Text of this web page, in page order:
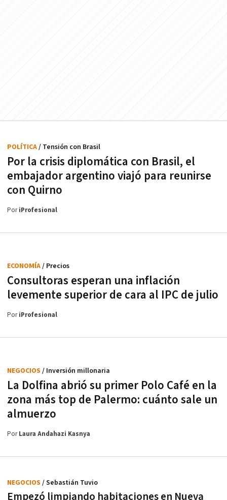
Por la crisis diplomática con Brasil, el
embajador argentino viajó para reunirse
con Quirno
POLÍTICA/ Tensión con Brasil
PoriProfesional
Consultoras esperan una inflación
levemente superior de cara al IPC de julio
ECONOMÍA/ Precios
PoriProfesional
La Dolfina abrió su primer Polo Café en la
zona más top de Palermo: cuánto sale un
almuerzo
NEGOCIOS / Inversión millonaria
PorLaura Andahazi Kasnya
Empezó limpiando habitaciones en Nueva
NEGOCIOS / Sebastián Tuvio